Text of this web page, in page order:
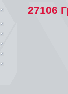
27106